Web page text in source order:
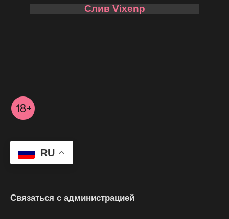
Слив Vixenp
RU
Связаться с администрацией